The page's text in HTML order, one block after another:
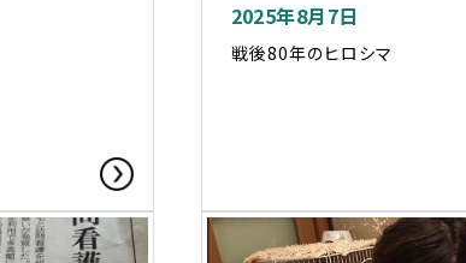
2025年8月7日
戦後80年のヒロシマ